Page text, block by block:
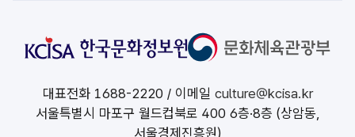
대표전화 1688-2220 / 이메일 culture@kcisa.kr
서울특별시 마포구 월드컵북로 400 6층·8층 (상암동,
서울경제진흥원)